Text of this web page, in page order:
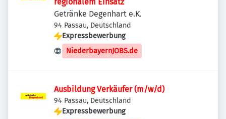
Getränke Degenhart e.K.
94 Passau, Deutschland
Expressbewerbung
NiederbayernJOBS.de
Ausbildung Verkäufer (m/w/d)
94 Passau, Deutschland
Expressbewerbung